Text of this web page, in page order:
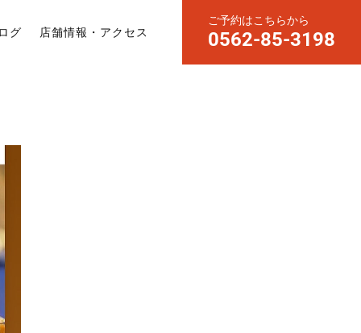
グ 店舗情報・アクセス
ご予約はこちらから
0562-85-3198